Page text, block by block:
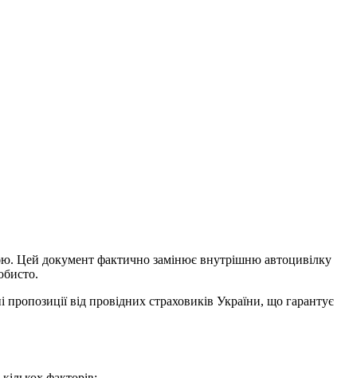
Цей документ фактично замінює внутрішню автоцивілку
пропозиції від провідних страховиків України, що гарантує